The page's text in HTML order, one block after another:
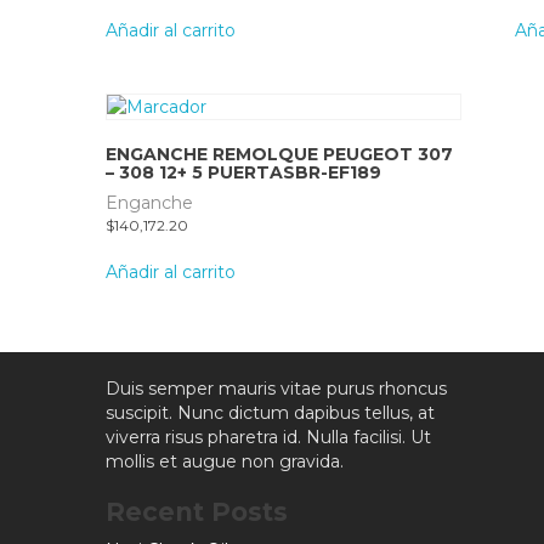
Añadir al carrito
ENGANCHE REMOLQUE PEUGEOT 307
– 308 12+ 5 PUERTASBR-EF189
Enganche
$140,172.20
Añadir al carrito
Duis semper mauris vitae purus rhoncus
suscipit. Nunc dictum dapibus tellus, at
viverra risus pharetra id. Nulla facilisi. Ut
mollis et augue non gravida.
Recent Posts